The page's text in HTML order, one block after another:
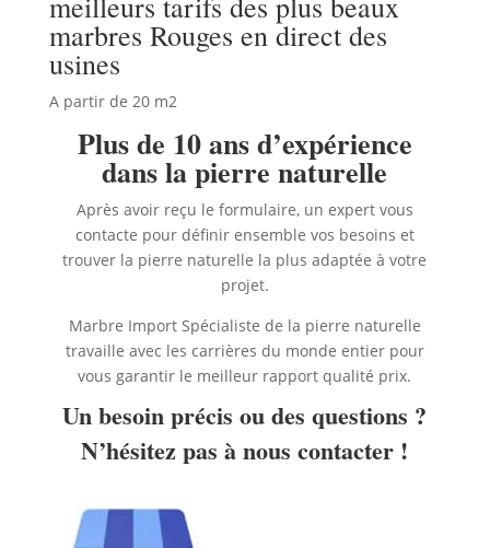
marbres Rouges en direct des
usines
A partir de 20 m2
Plus de 10 ans d’expérience
dans la pierre naturelle
Après avoir reçu le formulaire, un expert vous
contacte pour définir ensemble vos besoins et
trouver la pierre naturelle la plus adaptée à votre
projet.
Marbre Import Spécialiste de la pierre naturelle
travaille avec les carrières du monde entier pour
vous garantir le meilleur rapport qualité prix.
Un besoin précis ou des questions ?
N’hésitez pas à nous contacter !